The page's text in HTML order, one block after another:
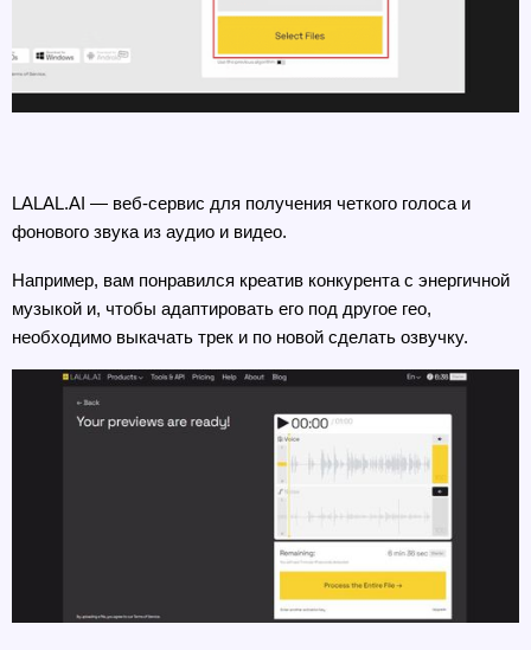
LALAL.AI — веб-сервис для получения четкого голоса и
фонового звука из аудио и видео.
Например, вам понравился креатив конкурента с энергичной
музыкой и, чтобы адаптировать его под другое гео,
необходимо выкачать трек и по новой сделать озвучку.